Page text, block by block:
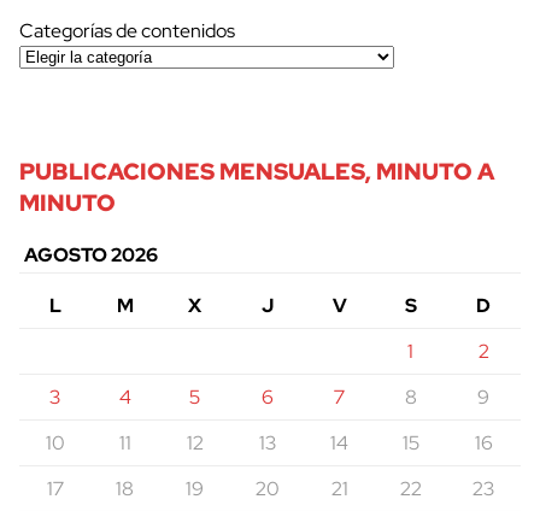
Categorías de contenidos
PUBLICACIONES MENSUALES, MINUTO A
MINUTO
AGOSTO 2026
L
M X J V S
D
1
2
3
4 5 6 7 8
9
10
11 12 13 14 15
16
17
18 19 20 21 22
23